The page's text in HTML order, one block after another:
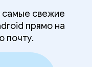
самые свежие
прямо на
почту.